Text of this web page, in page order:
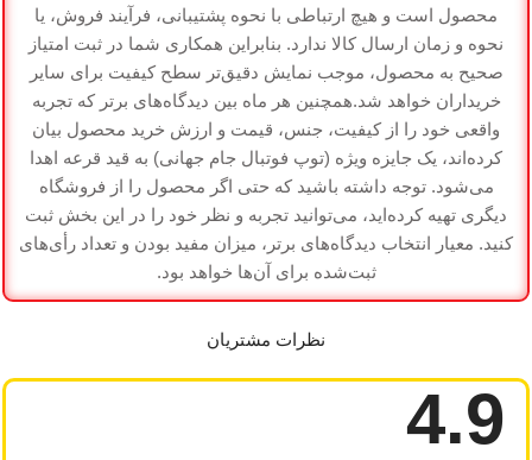
گارانتی ضمانت سلامت کالا
محصول است و هیچ ارتباطی با نحوه پشتیبانی، فرآیند فروش، یا
نحوه و زمان ارسال کالا ندارد. بنابراین همکاری شما در ثبت امتیاز
صحیح به محصول، موجب نمایش دقیق‌تر سطح کیفیت برای سایر
خریداران خواهد شد.همچنین هر ماه بین دیدگاه‌های برتر که تجربه
واقعی خود را از کیفیت، جنس، قیمت و ارزش خرید محصول بیان
کرده‌اند، یک جایزه ویژه (توپ فوتبال جام جهانی) به قید قرعه اهدا
می‌شود. توجه داشته باشید که حتی اگر محصول را از فروشگاه
دیگری تهیه کرده‌اید، می‌توانید تجربه و نظر خود را در این بخش ثبت
کنید. معیار انتخاب دیدگاه‌های برتر، میزان مفید بودن و تعداد رأی‌های
ثبت‌شده برای آن‌ها خواهد بود.
نظرات مشتریان
4.9